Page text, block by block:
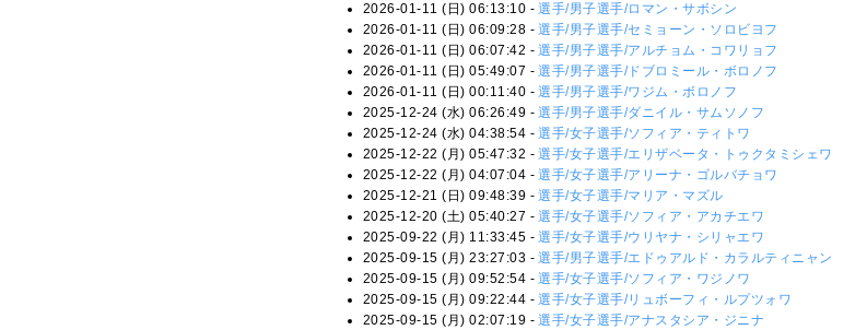
2026-01-11 (日) 06:13:10 -選手/男子選手/ロマン・サボシン
2026-01-11 (日) 06:09:28 -選手/男子選手/セミョーン・ソロビヨフ
2026-01-11 (日) 06:07:42 -選手/男子選手/アルチョム・コワリョフ
2026-01-11 (日) 05:49:07 -選手/男子選手/ドブロミール・ボロノフ
2026-01-11 (日) 00:11:40 -選手/男子選手/ワジム・ボロノフ
2025-12-24 (水) 06:26:49 -選手/男子選手/ダニイル・サムソノフ
2025-12-24 (水) 04:38:54 -選手/女子選手/ソフィア・ティトワ
2025-12-22 (月) 05:47:32 -選手/女子選手/エリザベータ・トゥクタミシェワ
2025-12-22 (月) 04:07:04 -選手/女子選手/アリーナ・ゴルバチョワ
2025-12-21 (日) 09:48:39 -選手/女子選手/マリア・マズル
2025-12-20 (土) 05:40:27 -選手/女子選手/ソフィア・アカチエワ
2025-09-22 (月) 11:33:45 -選手/女子選手/ウリヤナ・シリャエワ
2025-09-15 (月) 23:27:03 -選手/男子選手/エドゥアルド・カラルティニャン
2025-09-15 (月) 09:52:54 -選手/女子選手/ソフィア・ワジノワ
2025-09-15 (月) 09:22:44 -選手/女子選手/リュボーフィ・ルプツォワ
2025-09-15 (月) 02:07:19 -選手/女子選手/アナスタシア・ジニナ